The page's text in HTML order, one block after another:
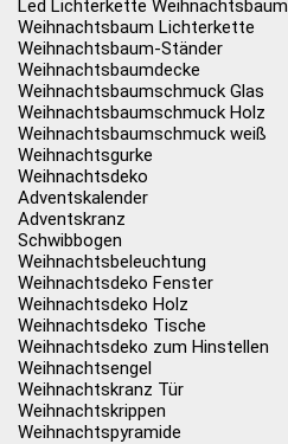
Led Lichterkette Weihnachtsbaum
Weihnachtsbaum Lichterkette
Weihnachtsbaum-Ständer
Weihnachtsbaumdecke
Weihnachtsbaumschmuck Glas
Weihnachtsbaumschmuck Holz
Weihnachtsbaumschmuck weiß
Weihnachtsgurke
Weihnachtsdeko
Adventskalender
Adventskranz
Schwibbogen
Weihnachtsbeleuchtung
Weihnachtsdeko Fenster
Weihnachtsdeko Holz
Weihnachtsdeko Tische
Weihnachtsdeko zum Hinstellen
Weihnachtsengel
Weihnachtskranz Tür
Weihnachtskrippen
Weihnachtspyramide